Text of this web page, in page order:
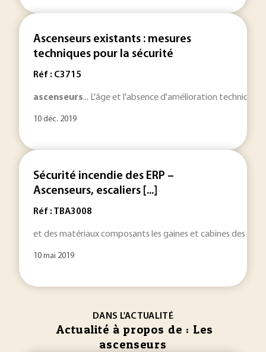
Ascenseurs existants : mesures
techniques pour la sécurité
Réf : C3715
ascenseurs... L'âge et l'absence d'amélioration technique
10 déc. 2019
Sécurité incendie des ERP –
Ascenseurs, escaliers [...]
Réf : TBA3008
et des matériaux composants les gaines et cabines des
10 mai 2019
DANS L'ACTUALITÉ
Actualité à propos de : Les
ascenseurs